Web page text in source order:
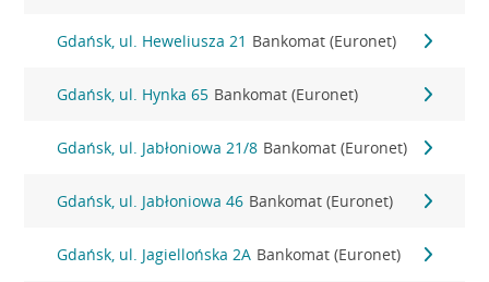
Gdańsk, ul. Heweliusza 21 Bankomat (Euronet)
Gdańsk, ul. Hynka 65 Bankomat (Euronet)
Gdańsk, ul. Jabłoniowa 21/8 Bankomat (Euronet)
Gdańsk, ul. Jabłoniowa 46 Bankomat (Euronet)
Gdańsk, ul. Jagiellońska 2A Bankomat (Euronet)